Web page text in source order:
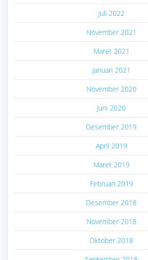
Juli 2022
November 2021
Maret 2021
Januari 2021
November 2020
Juni 2020
Desember 2019
April 2019
Maret 2019
Februari 2019
Desember 2018
November 2018
Oktober 2018